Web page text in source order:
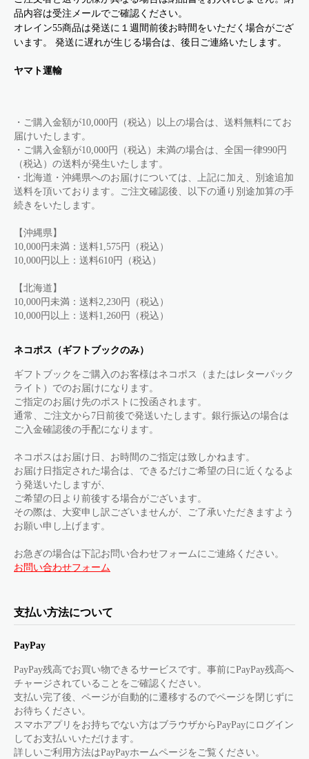
品内容は受注メールでご確認ください。
オレイン55商品は発送に１週間前後お時間をいただく場合がござ
います。 発送に遅れが生じる場合は、後日ご連絡いたします。
ヤマト運輸
・ご購入金額が10,000円（税込）以上の場合は、送料無料にてお
届けいたします。
・ご購入金額が10,000円（税込）未満の場合は、全国一律990円
（税込）の送料が発生いたします。
・北海道・沖縄県へのお届けについては、上記に加え、別途追加
送料を頂いております。ご注文確認後、以下の通り別途加算の手
続きをいたします。
【沖縄県】
10,000円未満：送料1,575円（税込）
10,000円以上：送料610円（税込）
【北海道】
10,000円未満：送料2,230円（税込）
10,000円以上：送料1,260円（税込）
ネコポス（ギフトブックのみ）
ギフトブックをご購入のお客様はネコポス（またはレターパック
ライト）でのお届けになります。
ご指定のお届け先のポストに投函されます。
通常、ご注文から7日前後で発送いたします。銀行振込の場合は
ご入金確認後の手配になります。
ネコポスはお届け日、お時間のご指定は致しかねます。
お届け日指定された場合は、できるだけご希望の日に近くなるよ
う発送いたしますが、
ご希望の日より前後する場合がございます。
その際は、大変申し訳ございませんが、ご了承いただきますよう
お願い申し上げます。
お急ぎの場合は下記お問い合わせフォームにご連絡ください。
お問い合わせフォーム
支払い方法について
PayPay
PayPay残高でお買い物できるサービスです。事前にPayPay残高へ
チャージされていることをご確認ください。
支払い完了後、ページが自動的に遷移するのでページを閉じずに
お待ちください。
スマホアプリをお持ちでない方はブラウザからPayPayにログイン
してお支払いいただけます。
詳しいご利用方法はPayPayホームページをご覧ください。